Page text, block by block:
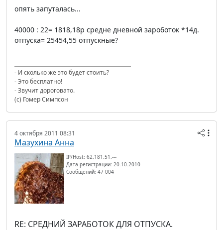
опять запуталась...
40000 : 22= 1818,18р средне дневной зароботок *14д.
отпуска= 25454,55 отпускные?
- И сколько же это будет стоить?
- Это бесплатно!
- Звучит дороговато.
(с) Гомер Симпсон
4 октября 2011 08:31
Мазухина Анна
IP/Host: 62.181.51.---
Дата регистрации: 20.10.2010
Сообщений: 47 004
RE: СРЕДНИЙ ЗАРАБОТОК ДЛЯ ОТПУСКА.